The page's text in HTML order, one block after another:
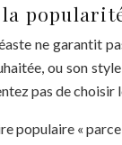
ne garantit
ou son
pas de
populaire « parce